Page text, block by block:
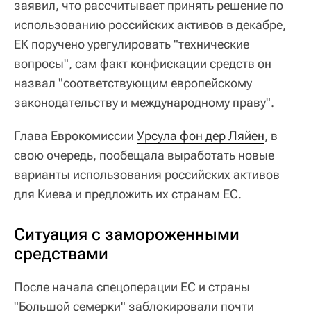
заявил, что рассчитывает принять решение по
использованию российских активов в декабре,
ЕК поручено урегулировать "технические
вопросы", сам факт конфискации средств он
назвал "соответствующим европейскому
законодательству и международному праву".
Глава Еврокомиссии Урсула фон дер Ляйен, в
свою очередь, пообещала выработать новые
варианты использования российских активов
для Киева и предложить их странам ЕС.
Ситуация с замороженными
средствами
После начала спецоперации ЕС и страны
"Большой семерки" заблокировали почти